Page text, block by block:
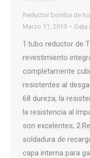
Reductor bomba de
Marzo 11, 2019
Deja
1.tubo reductor de
revestimiento
completamente
resistentes al
68 dureza, la
la resistencia al
son excelentes;
soldadura de
capa interna para